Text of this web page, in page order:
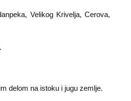
Velikog Krivelja, Cerova,
delom na istoku i jugu zemlje.